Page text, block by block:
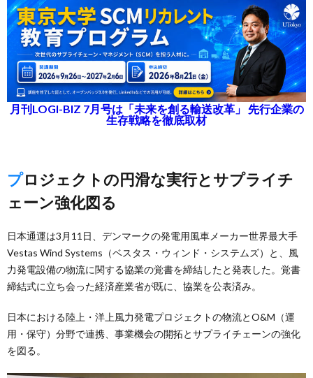
月刊LOGI-BIZ 7月号は「未来を創る輸送改革」 先行企業の
生存戦略を徹底取材
プロジェクトの円滑な実行とサプライチ
ェーン強化図る
日本通運は3月11日、デンマークの発電用風車メーカー世界最大手
Vestas Wind Systems（ベスタス・ウィンド・システムズ）と、風
力発電設備の物流に関する協業の覚書を締結したと発表した。覚書
締結式に立ち会った経済産業省が既に、協業を公表済み。
日本における陸上・洋上風力発電プロジェクトの物流とO&M（運
用・保守）分野で連携、事業機会の開拓とサプライチェーンの強化
を図る。